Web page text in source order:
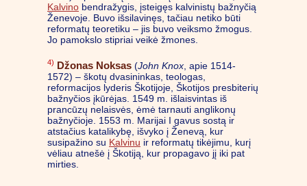
Kalvino bendražygis, įsteigęs kalvinistų bažnyčią
Ženevoje. Buvo išsilavinęs, tačiau netiko būti
reformatų teoretiku – jis buvo veiksmo žmogus.
Jo pamokslo stipriai veikė žmones.
4) Džonas Noksas (John Knox , apie 1514-
1572) – škotų dvasininkas, teologas,
reformacijos lyderis Škotijoje, Škotijos presbiterių
bažnyčios įkūrėjas. 1549 m. išlaisvintas iš
prancūzų nelaisvės, ėmė tarnauti anglikonų
bažnyčioje. 1553 m. Marijai I gavus sostą ir
atstačius katalikybę, išvyko į Ženevą, kur
susipažino su Kalvinu ir reformatų tikėjimu, kurį
vėliau atnešė į Škotiją, kur propagavo jį iki pat
mirties.